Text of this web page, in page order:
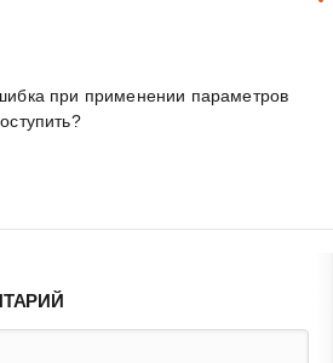
при применении параметров